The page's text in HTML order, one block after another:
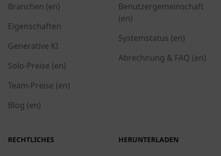
Branchen (en)
Eigenschaften
Generative KI
Solo-Preise (en)
Team-Preise (en)
Blog (en)
Benutzergemeinschaft
(en)
Systemstatus (en)
Abrechnung & FAQ (en)
RECHTLICHES HERUNTERLADEN